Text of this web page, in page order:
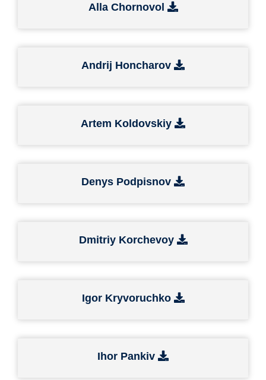
Alla Chornovol
Andrij Honcharov
Artem Koldovskiy
Denys Podpisnov
Dmitriy Korchevoy
Igor Kryvoruchko
Ihor Pankiv